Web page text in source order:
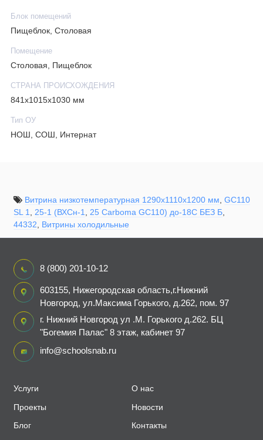
Блок помещений
Пищеблок, Столовая
Помещение
Столовая, Пищеблок
СТРАНА ПРОИСХОЖДЕНИЯ
841х1015х1030 мм
Тип ОУ
НОШ, СОШ, Интернат
Витрина низкотемпературная 1290x1110x1200 мм, GC110
SL 1, 25-1 (ВХСн-1, 25 Carboma GC110) до-18С БЕЗ Б,
44332, Витрины холодильные
Услуги
Проекты
Блог
О нас
Новости
Контакты
8 (800) 201-10-12
603155, Нижегородская область,г.Нижний
Новгород, ул.Максима Горького, д.262, пом. 97
г. Нижний Новгород ул .М. Горького д.262. БЦ
"Богемия Палас" 8 этаж, кабинет 97
info@schoolsnab.ru